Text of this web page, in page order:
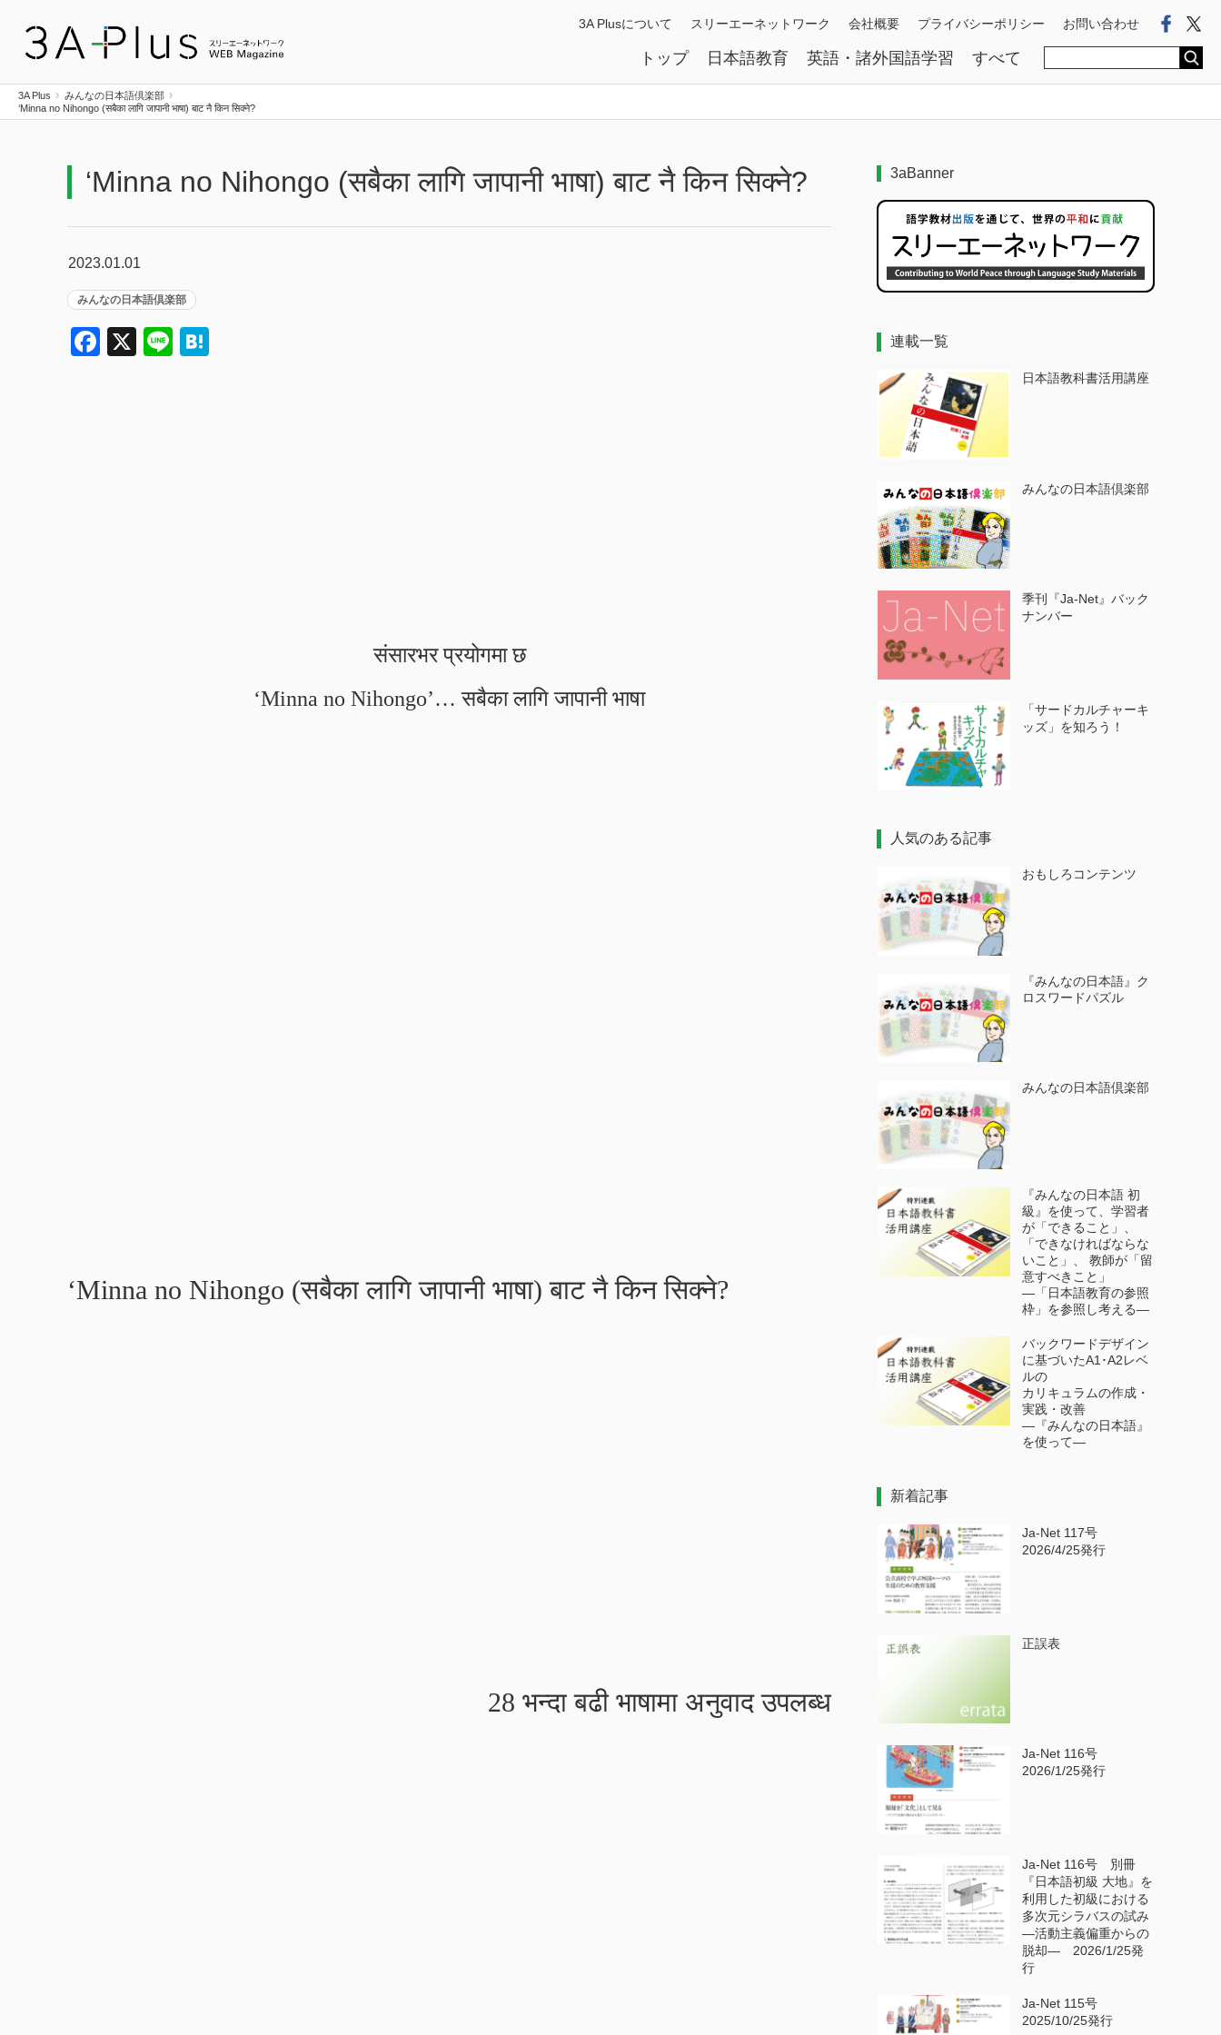
トップ 日本語教育 英語・諸外国語学習 すべて
3A Plusについて スリーエーネットワーク 会社概要 プライバシーポリシー お問い合わせ
3A Plus
みんなの日本語倶楽部
‘Minna no Nihongo (सबैका लागि जापानी भाषा) बाट नै किन सिक्ने?
‘Minna no Nihongo (सबैका लागि जापानी भाषा) बाट नै किन सिक्ने?
2023.01.01
みんなの日本語倶楽部
Facebook
X Line
संसारभर प्रयोगमा छ
‘Minna no Nihongo’… सबैका लागि जापानी भाषा
‘Minna no Nihongo (सबैका लागि जापानी भाषा) बाट नै किन सिक्ने?
28 भन्दा बढी भाषामा अनुवाद उपलब्ध
3aBanner
連載一覧
日本語教科書活用講座
みんなの日本語倶楽部
季刊『Ja-Net』バック
ナンバー
「サードカルチャーキ
ッズ」を知ろう！
人気のある記事
おもしろコンテンツ
『みんなの日本語』ク
ロスワードパズル
みんなの日本語倶楽部
『みんなの日本語 初
級』を使って、学習者
が「できること」、
「できなければならな
いこと」、 教師が「留
意すべきこと」
―「日本語教育の参照
枠」を参照し考える―
バックワードデザイン
に基づいたA1･A2レベ
ルの
カリキュラムの作成・
実践・改善
―『みんなの日本語』
を使って―
新着記事
Ja-Net 117号
2026/4/25発行
正誤表
Ja-Net 116号
2026/1/25発行
Ja-Net 116号 別冊
『日本語初級 大地』を
利用した初級における
多次元シラバスの試み
—活動主義偏重からの
脱却— 2026/1/25発
行
Ja-Net 115号
2025/10/25発行